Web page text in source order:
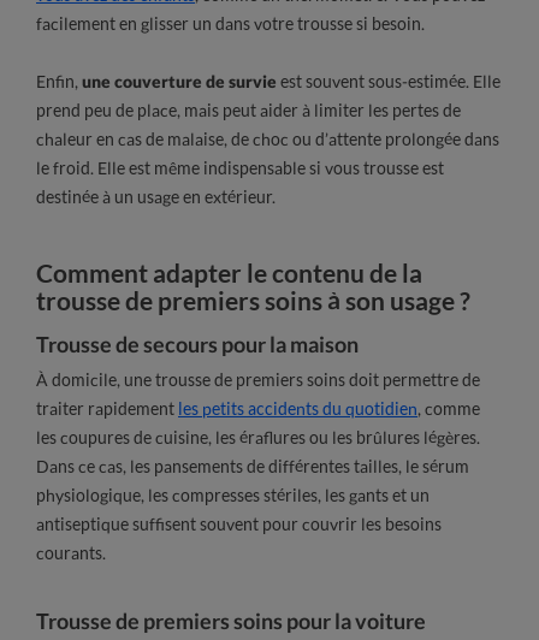
facilement en glisser un dans votre trousse si besoin.
Enfin, une couverture de survie est souvent sous-estimée. Elle
prend peu de place, mais peut aider à limiter les pertes de
chaleur en cas de malaise, de choc ou d’attente prolongée dans
le froid. Elle est même indispensable si vous trousse est
destinée à un usage en extérieur.
Comment adapter le contenu de la
trousse de premiers soins à son usage ?
Trousse de secours pour la maison
À domicile, une trousse de premiers soins doit permettre de
traiter rapidement les petits accidents du quotidien, comme
les coupures de cuisine, les éraflures ou les brûlures légères.
Dans ce cas, les pansements de différentes tailles, le sérum
physiologique, les compresses stériles, les gants et un
antiseptique suffisent souvent pour couvrir les besoins
courants.
Trousse de premiers soins pour la voiture